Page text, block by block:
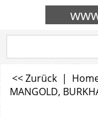
<< Zurück |
MANGOLD,